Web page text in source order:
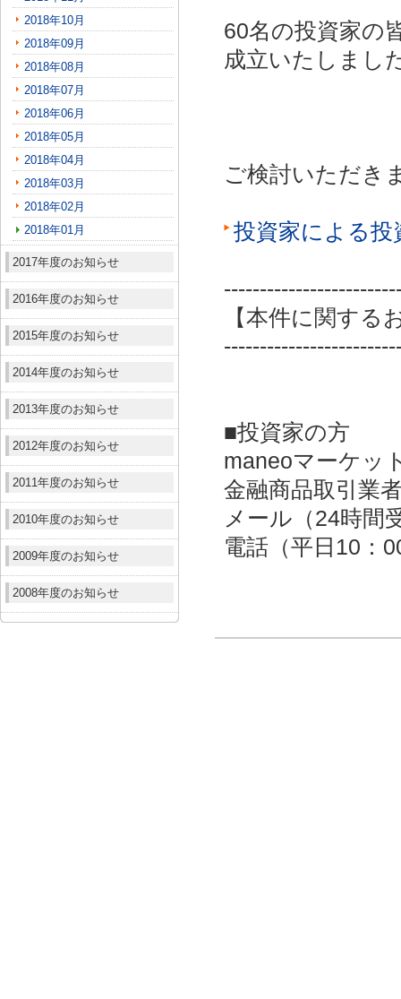
2018年10月
2018年09月
2018年08月
2018年07月
2018年06月
2018年05月
2018年04月
2018年03月
2018年02月
2018年01月
2017年度のお知らせ
2016年度のお知らせ
2015年度のお知らせ
2014年度のお知らせ
2013年度のお知らせ
2012年度のお知らせ
2011年度のお知らせ
2010年度のお知らせ
2009年度のお知らせ
2008年度のお知らせ
60名の投資家の
成立いたしまし
ご検討いただき
投資家による
【本件に関する
■投資家の方
maneoマーケッ
金融商品取引業
メール（24時間
電話（平日10：